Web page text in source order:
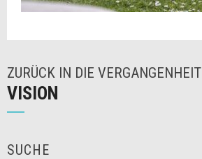
ZURÜCK IN DIE VERGANGENHEIT
VISION
SUCHE